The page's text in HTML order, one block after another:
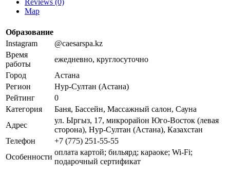
Reviews (0)
Map
Образование
Instagram
@caesarspa.kz
Время
работы
ежедневно, круглосуточно
Город
Астана
Регион
Нур-Султан (Астана)
Рейтинг
0
Категория
Баня, Бассейн, Массажный салон, Сауна
Адрес
ул. Ыргыз, 17, микрорайон Юго-Восток (левая
сторона), Нур-Султан (Астана), Казахстан
Телефон
+7 (775) 251-55-55
Особенности
оплата картой; бильярд; караоке; Wi-Fi;
подарочный сертификат